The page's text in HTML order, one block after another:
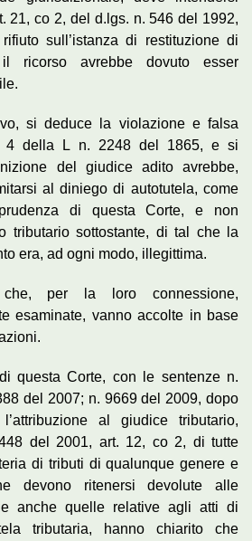
21, co 2, del d.lgs. n. 546 del 1992,
sull’istanza di restituzione di
ricorso avrebbe dovuto esser
si deduce la violazione e falsa
4 della L n. 2248 del 1865, e si
del giudice adito avrebbe,
al diniego di autotutela, come
di questa Corte, e non
tributario sottostante, di tal che la
era, ad ogni modo, illegittima.
per la loro connessione,
esaminate, vanno accolte in base
questa Corte, con le sentenze n.
del 2007; n. 9669 del 2009, dopo
al giudice tributario,
del 2001, art. 12, co 2, di tutte
di tributi di qualunque genere e
devono ritenersi devolute alle
anche quelle relative agli atti di
tributaria, hanno chiarito che